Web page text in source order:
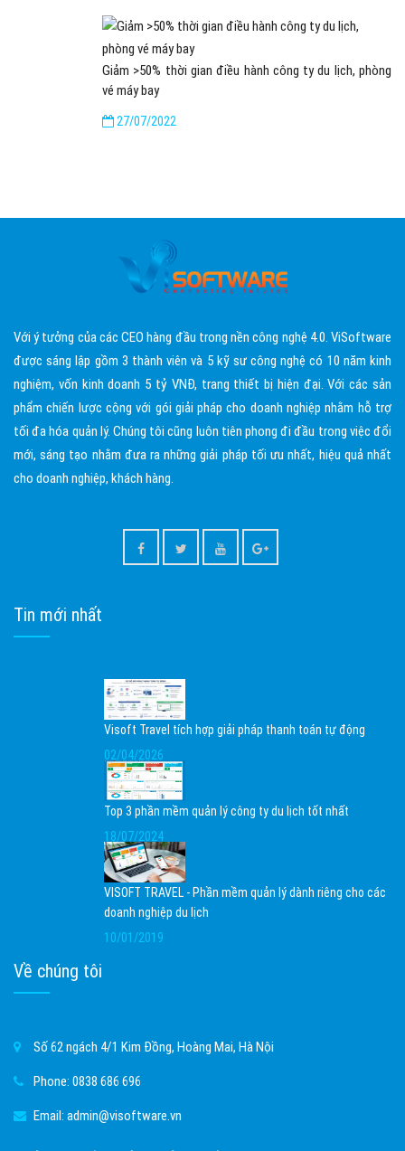
Giảm >50% thời gian điều hành công ty du lịch, phòng
vé máy bay
27/07/2022
Với ý tưởng của các CEO hàng đầu trong nền công nghệ 4.0. ViSoftware
được sáng lập gồm 3 thành viên và 5 kỹ sư công nghệ có 10 năm kinh
nghiệm, vốn kinh doanh 5 tỷ VNĐ, trang thiết bị hiện đại. Với các sản
phẩm chiến lược cộng với gói giải pháp cho doanh nghiệp nhằm hỗ trợ
tối đa hóa quản lý. Chúng tôi cũng luôn tiên phong đi đầu trong việc đổi
mới, sáng tạo nhằm đưa ra những giải pháp tối ưu nhất, hiệu quả nhất
cho doanh nghiệp, khách hàng.
Tin mới nhất
Visoft Travel tích hợp giải pháp thanh toán tự động
02/04/2026
Top 3 phần mềm quản lý công ty du lịch tốt nhất
18/07/2024
VISOFT TRAVEL - Phần mềm quản lý dành riêng cho các
doanh nghiệp du lịch
10/01/2019
Về chúng tôi
Số 62 ngách 4/1 Kim Đồng, Hoàng Mai, Hà Nội
Phone: 0838 686 696
Email: admin@visoftware.vn